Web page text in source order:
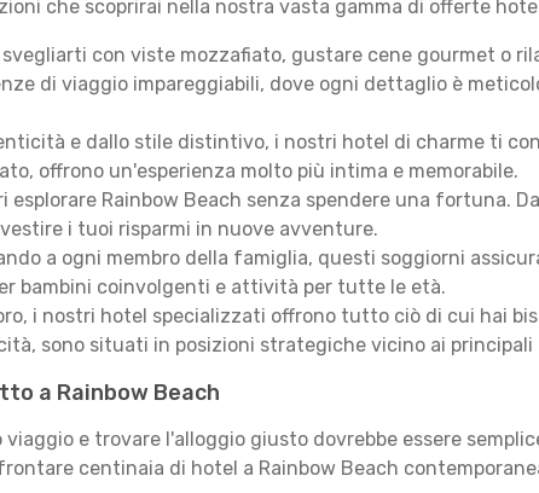
che scoprirai nella nostra vasta gamma di offerte
con viste mozzafiato, gustare cene gourmet o
di viaggio impareggiabili, dove ogni dettaglio è
e dallo stile distintivo, i nostri hotel di charme ti
offrono un'esperienza molto più intima e memorabile.
esplorare Rainbow Beach senza spendere una fortuna.
i tuoi risparmi in nuove avventure.
a ogni membro della famiglia, questi soggiorni
bambini coinvolgenti e attività per tutte le età.
i nostri hotel specializzati offrono tutto ciò di cui hai
sono situati in posizioni strategiche vicino ai
a Rainbow Beach
e trovare l'alloggio giusto dovrebbe essere
centinaia di hotel a Rainbow Beach